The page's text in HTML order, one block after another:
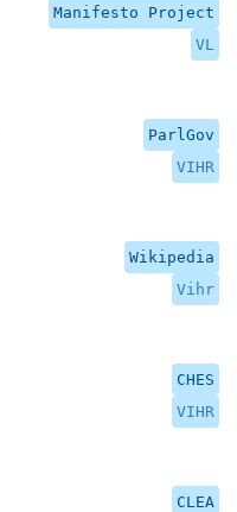
Manifesto Project
VL
ParlGov
VIHR
Wikipedia
Vihr
CHES
VIHR
CLEA